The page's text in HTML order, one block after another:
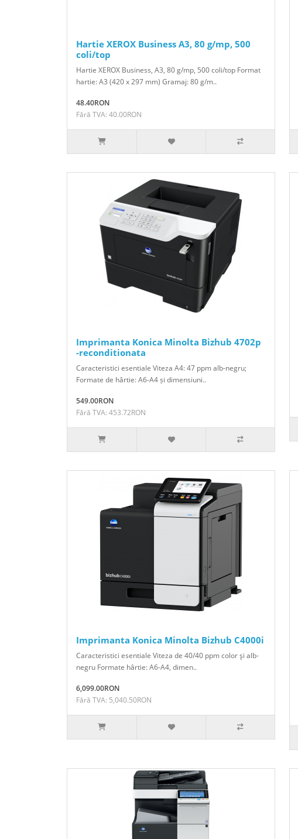
Hartie XEROX Business A3, 80 g/mp, 500
coli/top
Hartie XEROX Business, A3, 80 g/mp, 500 coli/top Format
hartie: A3 (420 x 297 mm) Gramaj: 80 g/m..
48.40RON
Fără TVA: 40.00RON
Imprimanta Konica Minolta Bizhub 4702p
-reconditionata
Caracteristici esentiale Viteza A4: 47 ppm alb-negru;
Formate de hârtie: A6-A4 și dimensiuni..
549.00RON
Fără TVA: 453.72RON
Imprimanta Konica Minolta Bizhub C4000i
Caracteristici esentiale Viteza de 40/40 ppm color şi alb-
negru Formate hârtie: A6-A4, dimen..
6,099.00RON
Fără TVA: 5,040.50RON